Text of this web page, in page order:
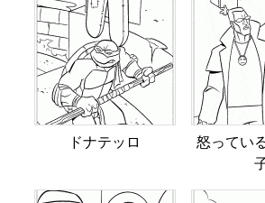
ドナテッロ
怒ってい